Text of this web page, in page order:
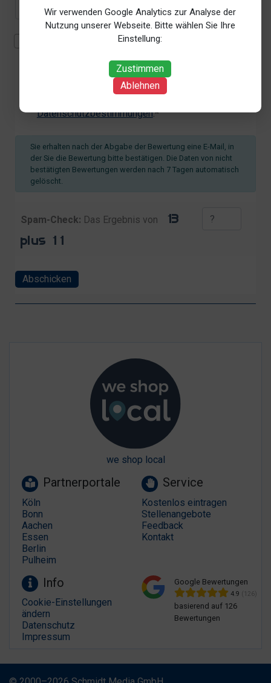
Wir verwenden Google Analytics zur Analyse der
Nutzung unserer Webseite. Bitte wählen Sie Ihre
Einstellung:
Zustimmen
Ablehnen
Mit der Erhebung, Verarbeitung und Nutzung meiner
Uhrzeit der Bewertungsabgabe, Referrer-URL) zum
Zweck der Bewertung erkläre ich mich
Datenschutzbestimmungen.*
Sie erhalten nach der Abgabe der Bewertung eine E-Mail, in
der Sie die Bewertung bitte bestätigen. Die Daten von nicht
bestätigten Bewertungen werden nach 7 Tagen automatisch
gelöscht.
Spam-Check: Das Ergebnis von
Abschicken
we shop local
Partnerportale
Köln
Bonn
Aachen
Essen
Berlin
Pulheim
Service
Kostenlos eintragen
Stellenangebote
Feedback
Kontakt
Info
Cookie-Einstellungen
ändern
Datenschutz
Impressum
Google Bewertungen
4.9 (126)
basierend auf 126
Bewertungen